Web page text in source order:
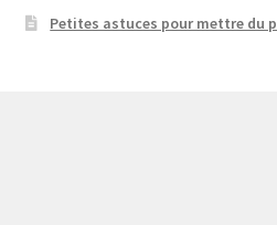
Petites astuces pour mettre du